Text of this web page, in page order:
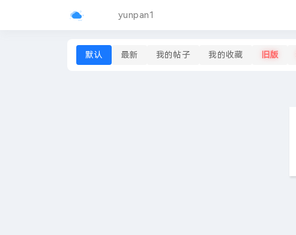
yunpan1
默认 最新 我的帖子 我的收藏 旧版